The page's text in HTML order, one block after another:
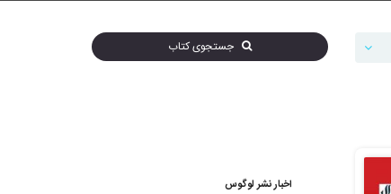
جستجوی کتاب
اخبار نشر لوگوس